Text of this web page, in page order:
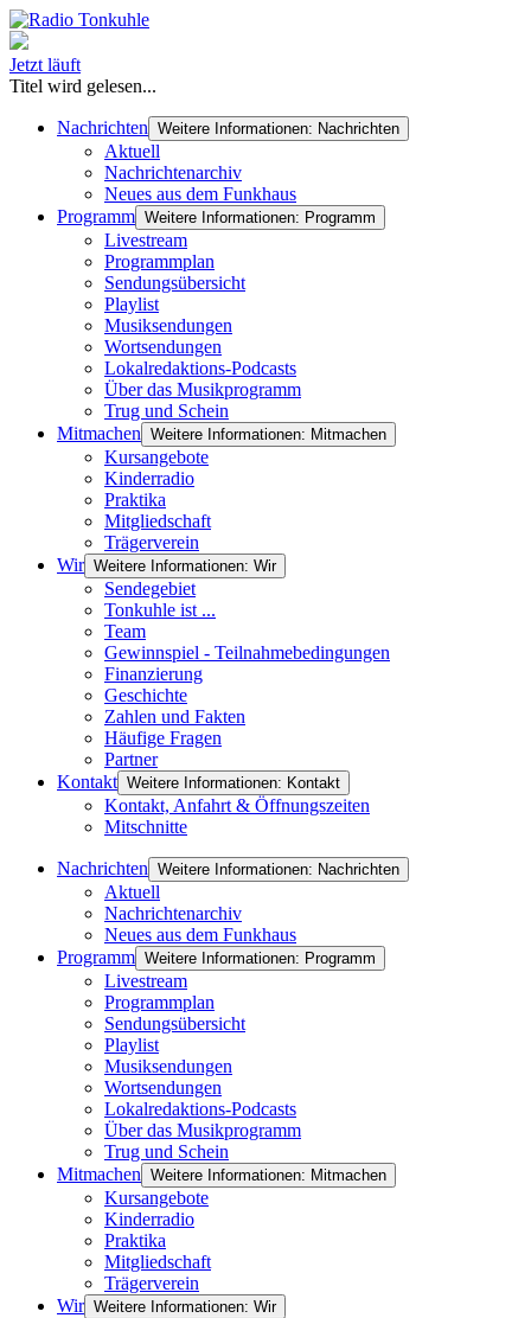
Jetzt läuft
Titel wird gelesen...
Nachrichten Weitere Informationen: Nachrichten
Aktuell
Nachrichtenarchiv
Neues aus dem Funkhaus
Programm Weitere Informationen: Programm
Livestream
Programmplan
Sendungsübersicht
Playlist
Musiksendungen
Wortsendungen
Lokalredaktions-Podcasts
Über das Musikprogramm
Trug und Schein
Mitmachen Weitere Informationen: Mitmachen
Kursangebote
Kinderradio
Praktika
Mitgliedschaft
Trägerverein
Wir Weitere Informationen: Wir
Sendegebiet
Tonkuhle ist ...
Team
Gewinnspiel - Teilnahmebedingungen
Finanzierung
Geschichte
Zahlen und Fakten
Häufige Fragen
Partner
Kontakt Weitere Informationen: Kontakt
Kontakt, Anfahrt & Öffnungszeiten
Mitschnitte
Nachrichten Weitere Informationen: Nachrichten
Aktuell
Nachrichtenarchiv
Neues aus dem Funkhaus
Programm Weitere Informationen: Programm
Livestream
Programmplan
Sendungsübersicht
Playlist
Musiksendungen
Wortsendungen
Lokalredaktions-Podcasts
Über das Musikprogramm
Trug und Schein
Mitmachen Weitere Informationen: Mitmachen
Kursangebote
Kinderradio
Praktika
Mitgliedschaft
Trägerverein
Wir Weitere Informationen: Wir